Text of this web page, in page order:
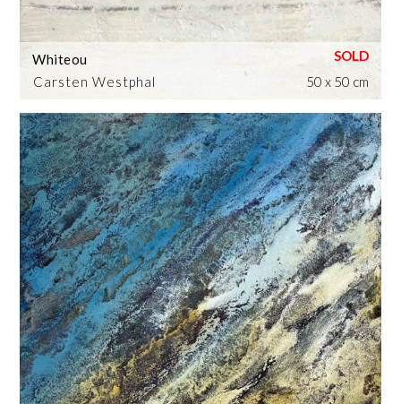
Carsten Westphal
Whiteou
50 x 50 cm